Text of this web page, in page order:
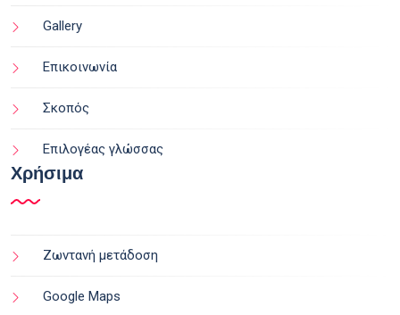
Gallery
Επικοινωνία
Σκοπός
Επιλογέας γλώσσας
Χρήσιμα
Ζωντανή μετάδοση
Google Maps